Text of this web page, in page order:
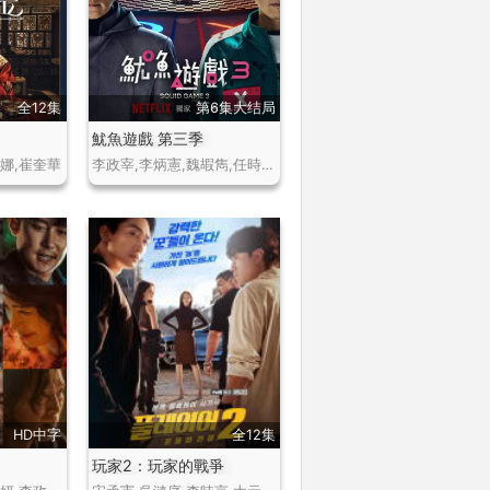
全12集
,崔奎華
第6集大结局
魷魚遊戲 第三季
李政宰,李炳憲,魏嘏雋,任時完,姜河那,樸成焄,楊東根
HD中字 全12集
玩家2：玩家的戰爭